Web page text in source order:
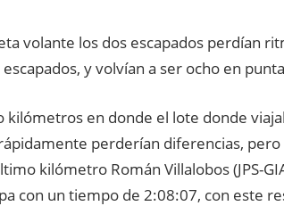
volante los dos escapados perdían
y volvían a ser ocho en
kilómetros en donde el lote donde
perderían diferencias,
kilómetro Román Villalobos (JPS-
con un tiempo de 2:08:07, con este